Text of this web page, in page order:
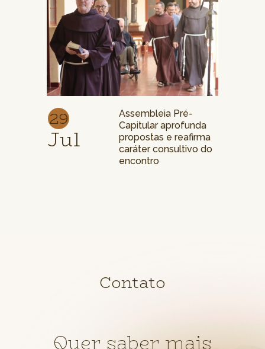
29
Jul
Assembleia Pré-
Capitular aprofunda
propostas e reafirma
caráter consultivo do
encontro
Contato
Quer saber mais